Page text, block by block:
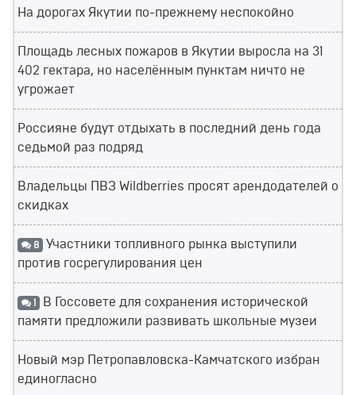
На дорогах Якутии по-прежнему неспокойно
Площадь лесных пожаров в Якутии выросла на 31
402 гектара, но населённым пунктам ничто не
угрожает
Россияне будут отдыхать в последний день года
седьмой раз подряд
Владельцы ПВЗ Wildberries просят арендодателей о
скидках
8 Участники топливного рынка выступили
против госрегулирования цен
1 В Госсовете для сохранения исторической
памяти предложили развивать школьные музеи
Новый мэр Петропавловска-Камчатского избран
единогласно